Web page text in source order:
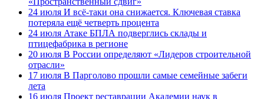
24 июля И всё-таки она снижается. Ключевая ставка
потеряла ещё четверть процента
24 июля Атаке БПЛА подверглись склады и
птицефабрика в регионе
20 июля В России определяют «Лидеров строительной
отрасли»
17 июля В Парголово прошли самые семейные забеги
лета
16 июля Проект реставрации Академии наук в